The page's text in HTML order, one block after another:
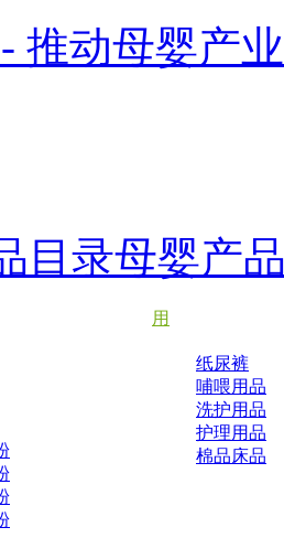
推动母婴产
目录母婴产
用
纸尿裤
哺喂用品
洗护用品
护理用品
棉品床品